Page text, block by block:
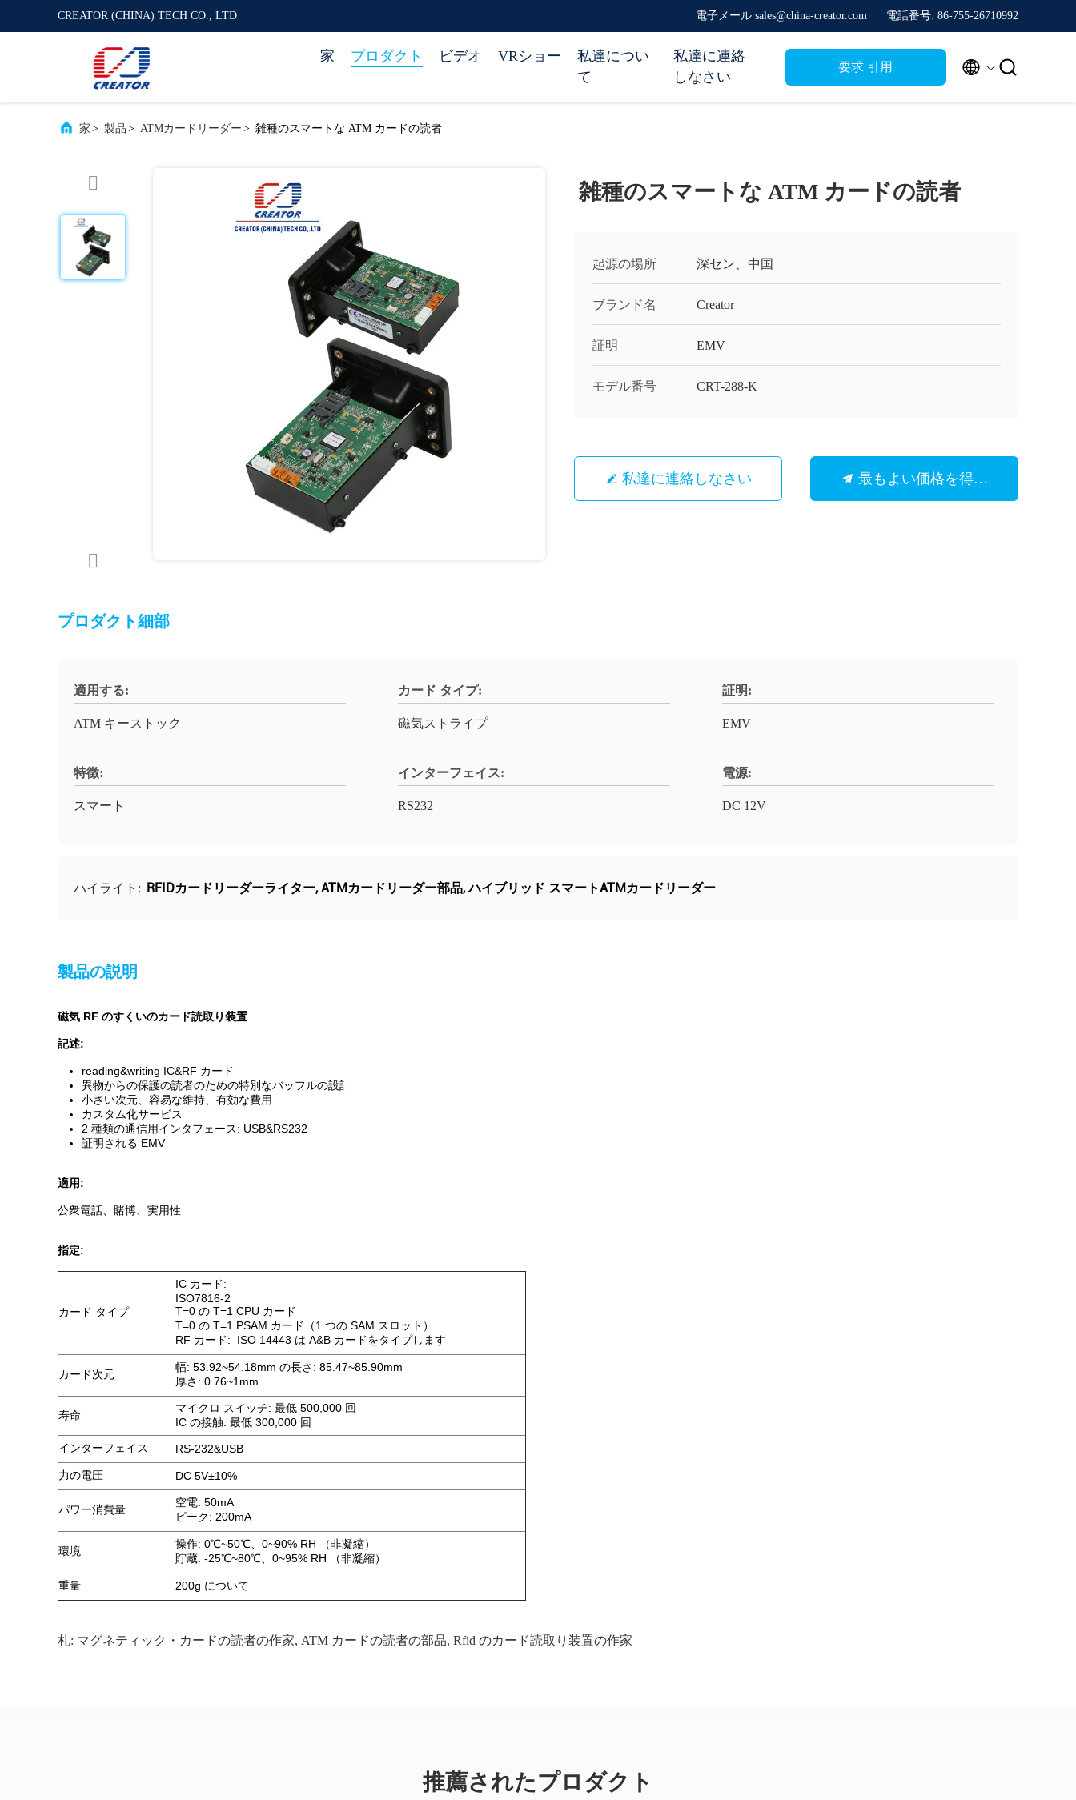
CREATOR (CHINA) TECH CO., LTD 電子メール sales@china-creator.com 電話番号: 86-755-26710992
家 プロダクト ビデオ VRショー
私達につい
て
私達に連絡
しなさい
要求 引用  
家 > 製品 > ATMカードリーダー > 雑種のスマートな ATM カードの読者
雑種のスマートな ATM カードの読者
起源の場所 深セン、中国
ブランド名 Creator
証明 EMV
モデル番号 CRT-288-K
私達に連絡しなさい 最もよい価格を得なさい
プロダクト細部
適用する:
ATM キーストック
カード タイプ:
磁気ストライプ
証明:
EMV
特徴:
スマート
インターフェイス:
RS232
電源:
DC 12V
ハイライト: RFIDカードリーダーライター,ATMカードリーダー部品,ハイブリッド スマートATMカードリーダー
製品の説明
磁気 RF のすくいのカード読取り装置
記述:
reading&writing IC&RF カード
異物からの保護の読者のための特別なバッフルの設計
小さい次元、容易な維持、有効な費用
カスタム化サービス
2 種類の通信用インタフェース: USB&RS232
証明される EMV
適用:
公衆電話、賭博、実用性
指定:
カード タイプ
IC カード:
ISO7816-2
T=0 の T=1 CPU カード
T=0 の T=1 PSAM カード（1 つの SAM スロット）
RF カード: ISO 14443 は A&B カードをタイプします
カード次元
幅: 53.92~54.18mm の長さ: 85.47~85.90mm
厚さ: 0.76~1mm
寿命
マイクロ スイッチ: 最低 500,000 回
IC の接触: 最低 300,000 回
インターフェイス
RS-232&USB
力の電圧 DC 5V±10%
パワー消費量
空電: 50mA
ピーク: 200mA
環境
操作: 0℃~50℃、0~90% RH （非凝縮）
貯蔵: -25℃~80℃、0~95% RH （非凝縮）
重量 200g について
札: マグネティック・カードの読者の作家, ATM カードの読者の部品, Rfid のカード読取り装置の作家
推薦されたプロダクト